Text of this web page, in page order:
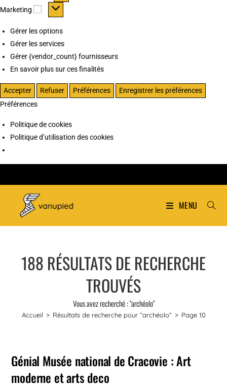
Marketing Marketing
Gérer les options
Gérer les services
Gérer {vendor_count} fournisseurs
En savoir plus sur ces finalités
Accepter Refuser Préférences
Enregistrer les préférences
Préférences
Politique de cookies
Politique d’utilisation des cookies
MENU
188 RÉSULTATS DE RECHERCHE
TROUVÉS
Vous avez recherché : "archéolo"
Accueil > Résultats de recherche pour“archéolo” > Page 10
Génial Musée national de Cracovie : Art
moderne et arts deco